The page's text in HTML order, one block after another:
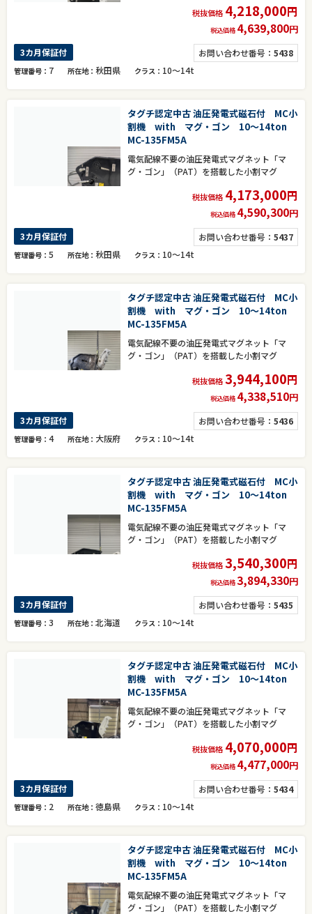
税抜価格 4,218,000円
税込価格 4,639,800円
お問い合わせ番号： 5438
3カ月保証付
管理番号 7 所在地 秋田県 クラス 10～14t
タグチ認定中古 油圧発電式磁石付 MC小
割機 with マグ・ゴン 10～14ton
MC-135FM5A
電気配線不要の油圧発電式マグネット「マ
グ・ゴン」（PAT）を搭載した小割マグ
税抜価格 4,173,000円
税込価格 4,590,300円
お問い合わせ番号： 5437
3カ月保証付
管理番号 5 所在地 秋田県 クラス 10～14t
タグチ認定中古 油圧発電式磁石付 MC小
割機 with マグ・ゴン 10～14ton
MC-135FM5A
電気配線不要の油圧発電式マグネット「マ
グ・ゴン」（PAT）を搭載した小割マグ
税抜価格3,944,100円
税込価格 4,338,510円
お問い合わせ番号： 5436
3カ月保証付
管理番号 4 所在地 大阪府 クラス 10～14t
タグチ認定中古 油圧発電式磁石付 MC小
割機 with マグ・ゴン 10～14ton
MC-135FM5A
電気配線不要の油圧発電式マグネット「マ
グ・ゴン」（PAT）を搭載した小割マグ
税抜価格3,540,300円
税込価格3,894,330円
お問い合わせ番号： 5435
3カ月保証付
管理番号 3 所在地 北海道 クラス 10～14t
タグチ認定中古 油圧発電式磁石付 MC小
割機 with マグ・ゴン 10～14ton
MC-135FM5A
電気配線不要の油圧発電式マグネット「マ
グ・ゴン」（PAT）を搭載した小割マグ
税抜価格 4,070,000円
税込価格 4,477,000円
お問い合わせ番号： 5434
3カ月保証付
管理番号 2 所在地 徳島県 クラス 10～14t
タグチ認定中古 油圧発電式磁石付 MC小
割機 with マグ・ゴン 10～14ton
MC-135FM5A
電気配線不要の油圧発電式マグネット「マ
グ・ゴン」（PAT）を搭載した小割マグ